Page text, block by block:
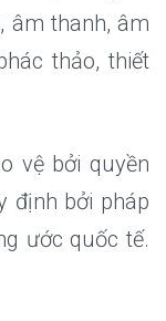
âm thanh, âm
thảo, thiết
vệ bởi quyền
định bởi pháp
ước quốc tế.